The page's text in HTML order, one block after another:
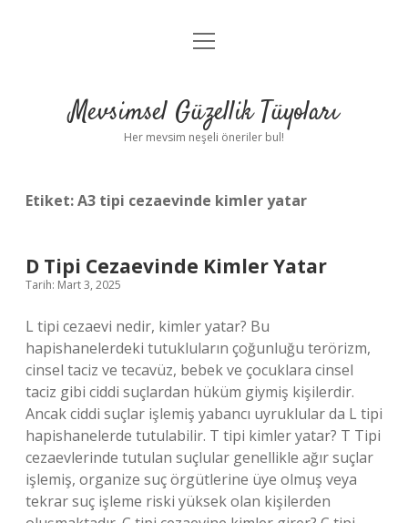
Anasayfa
Yasal Uyarı
menüyü
Mevsimsel Güzellik Tüyoları
Her mevsim neşeli öneriler bul!
Etiket:A3 tipi cezaevinde kimler yatar
D Tipi Cezaevinde Kimler Yatar
Tarih: Mart 3, 2025
L tipi cezaevi nedir, kimler yatar? Bu
hapishanelerdeki tutukluların çoğunluğu terörizm,
cinsel taciz ve tecavüz, bebek ve çocuklara cinsel
taciz gibi ciddi suçlardan hüküm giymiş kişilerdir.
Ancak ciddi suçlar işlemiş yabancı uyruklular da L tipi
hapishanelerde tutulabilir. T tipi kimler yatar? T Tipi
cezaevlerinde tutulan suçlular genellikle ağır suçlar
işlemiş, organize suç örgütlerine üye olmuş veya
tekrar suç işleme riski yüksek olan kişilerden